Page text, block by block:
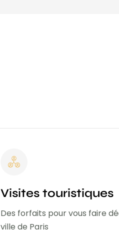
Visites touristiques
Des forfaits pour vous faire
ville de Paris